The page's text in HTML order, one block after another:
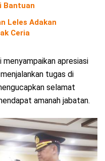
Bantuan
Leles Adakan
Ceria
apresiasi
tugas di
selamat
amanah jabatan.